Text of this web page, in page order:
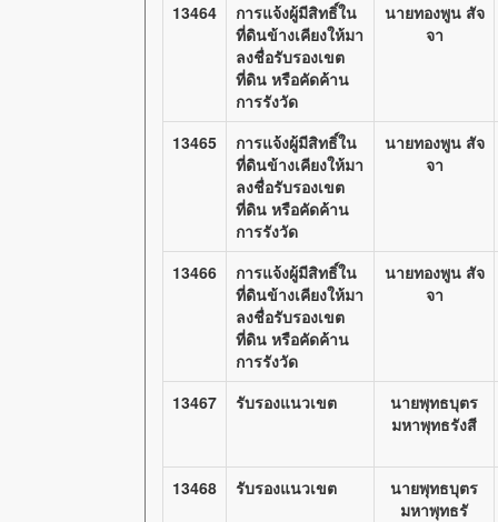
13464
การแจ้งผู้มีสิทธิ์ใน
ที่ดินข้างเคียงให้มา
ลงชื่อรับรองเขต
ที่ดิน หรือคัดค้าน
การรังวัด
นายทองพูน สัจ
จา
13465
การแจ้งผู้มีสิทธิ์ใน
ที่ดินข้างเคียงให้มา
ลงชื่อรับรองเขต
ที่ดิน หรือคัดค้าน
การรังวัด
นายทองพูน สัจ
จา
13466
การแจ้งผู้มีสิทธิ์ใน
ที่ดินข้างเคียงให้มา
ลงชื่อรับรองเขต
ที่ดิน หรือคัดค้าน
การรังวัด
นายทองพูน สัจ
จา
13467 รับรองแนวเขต
นายพุทธบุตร
มหาพุทธรังสี
13468 รับรองแนวเขต
นายพุทธบุตร
มหาพุทธรั